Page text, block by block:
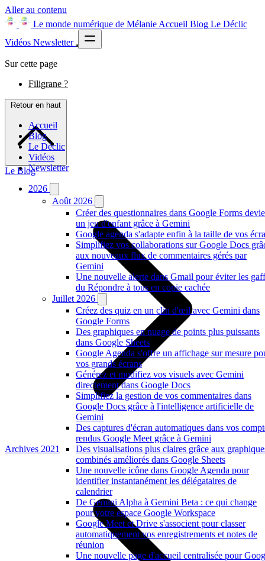
Aller au contenu
Le monde numérique de Mélanie Accueil Blog Le Déclic
Vidéos Newsletter
Accueil
Blog
Le Déclic
Vidéos
Newsletter
2026
Août 2026
Créer des questionnaires dans Google Forms
un jeu d'enfant grâce à Gemini
Google agenda s'adapte enfin à la taille de vos
Simplifiez vos collaborations sur Google Docs
aux nouveaux flux de commentaires gérés par
Gemini
Une nouvelle alerte dans Gmail pour éviter les
du Répondre à tous en copie cachée
Juillet 2026
Créez des quiz en un clin d'œil avec Gemini dans
Google Forms
Des graphiques en nuage de points plus puissants
dans Google Sheets
Google Agenda s'offre un affichage sur mesure
vos grands écrans
Générez et modifiez vos visuels avec Gemini
directement dans Google Docs
Simplifiez la gestion de vos commentaires dans
Google Docs grâce à l'intelligence artificielle de
Gemini
Des captures d'écran automatiques dans vos
rendus Google Meet grâce à Gemini
Des visualisations plus claires grâce aux
combinés améliorés dans Google Sheets
Une nouvelle icône dans Google Agenda pour
identifier instantanément les délégataires de
calendrier
De Gemini Alpha à Gemini Beta : ce qui change
pour votre espace Google Workspace
Google Meet et Drive s'associent pour classer
automatiquement vos enregistrements et notes de
réunion
Une nouvelle page d'accueil centralisée pour
Sur cette page
Filigrane ?
Retour en haut
Le Blog
Archives 2021